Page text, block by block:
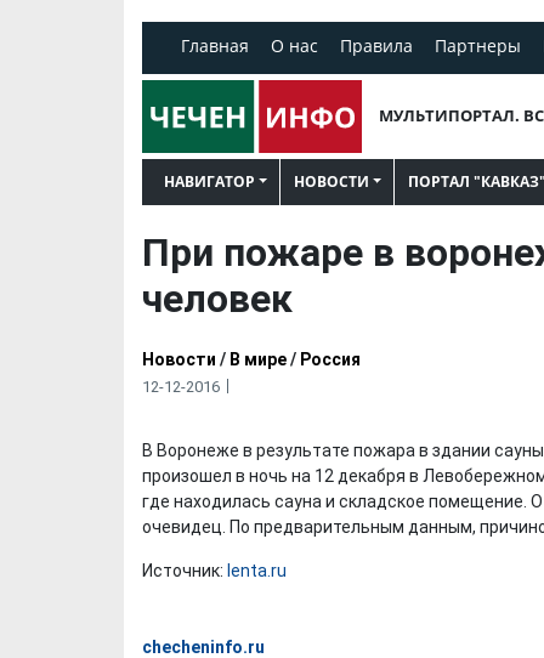
Главная О нас Правила Партнеры
МУЛЬТИПОРТАЛ.
НАВИГАТОР НОВОСТИ ПОРТАЛ "КАВКАЗ"
При пожаре в
человек
Новости / В мире/ Россия
12-12-2016
В Воронеже в результате пожара в здании
произошел в ночь на 12 декабря в
где находилась сауна и складское
очевидец. По предварительным данным,
Источник: lenta.ru
checheninfo.ru